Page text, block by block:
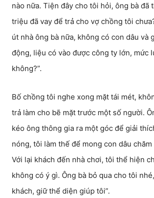
nào nữa. Tiện đây cho tôi hỏi, ông bà đã
triệu đã vay để trả cho vợ chồng tôi
út nhà ông bà nữa, không có con dâu và
động, liệu có vào được công ty lớn, mức
không?”.
Bố chồng tôi nghe xong mặt tái mét,
trả làm cho bẽ mặt trước một số người.
kéo ông thông gia ra một góc để giải
nóng, tôi làm thế để mong con dâu
Với lại khách đến nhà chơi, tôi thể hiện
không có ý gì. Ông bà bỏ qua cho tôi
khách, giữ thể diện giúp tôi”.